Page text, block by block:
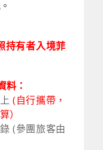
持有者入境菲
料：
(自行攜帶，
）
(參團旅客由